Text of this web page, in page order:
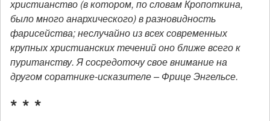
христианство (в котором, по словам Кропоткина,
было много анархического) в разновидность
фарисейства; неслучайно из всех современных
крупных христианских течений оно ближе всего к
пуританству. Я сосредоточу свое внимание на
другом соратнике-исказителе – Фрице Энгельсе.
* * *